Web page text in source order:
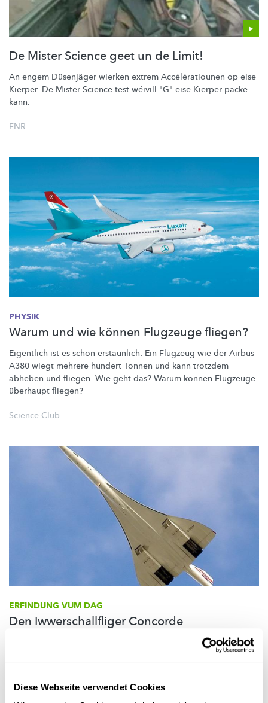
Diese Webseite verwendet Cookies
De Mister Science geet un de Limit!
An engem Düsenjäger wierken extrem Accélératiounen op eise
Kierper. De Mister Science test wéivill "G" eise Kierper packe
kann.
FNR
PHYSIK
Warum und wie können Flugzeuge fliegen?
Eigentlich ist es schon erstaunlich: Ein Flugzeug wie der Airbus
A380 wiegt mehrere hundert Tonnen und kann trotzdem
abheben und fliegen. Wie geht das? Warum können Flugzeuge
überhaupt fliegen?
Science Club
ERFINDUNG VUM DAG
Den Iwwerschallfliger Concorde
: haut virun 13 Joer